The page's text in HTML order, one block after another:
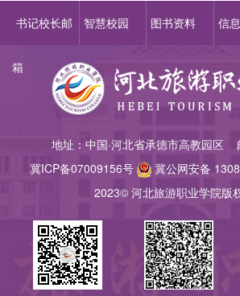
书记校长邮
箱
智慧校园 图书资料 信
地址：中国·河北省承德市高教园区
冀ICP备07009156号
冀公网安备
2023© 河北旅游职业学院版